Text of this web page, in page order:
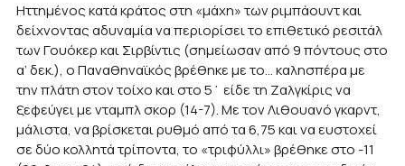
Ηττημένος κατά κράτος στη «μάχη» των ριμπάουντ και
δείχνοντας αδυναμία να περιορίσει το επιθετικό ρεσιτάλ
των Γουόκερ και Σιρβίντις (σημείωσαν από 9 πόντους στο
α’ δεκ.), ο Παναθηναϊκός βρέθηκε με το… καλησπέρα με
την πλάτη στον τοίχο και στο 5΄ είδε τη Ζαλγκίρις να
ξεφεύγει με νταμπλ σκορ (14-7). Με τον Λιθουανό γκαρντ,
μάλιστα, να βρίσκεται ρυθμό από τα 6,75 και να ευστοχεί
σε δύο κολλητά τρίποντα, το «τριφύλλι» βρέθηκε στο -11